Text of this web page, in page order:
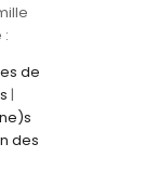
:
de
|
des